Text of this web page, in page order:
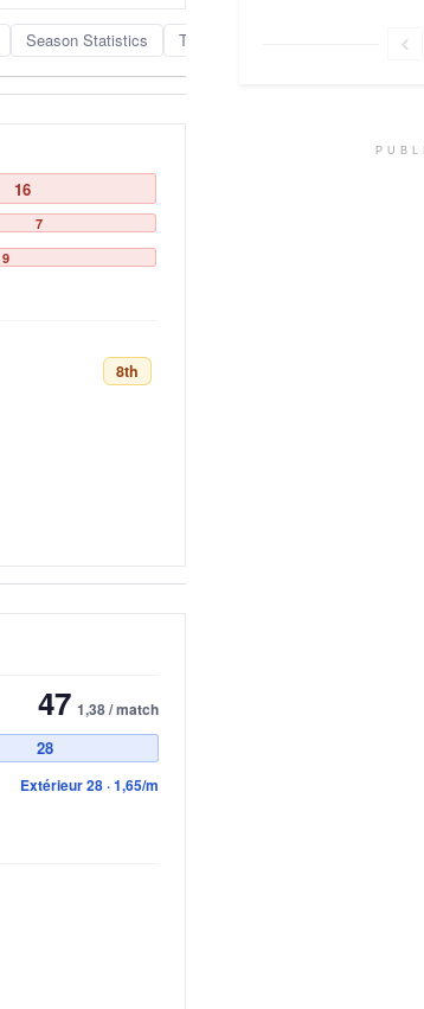
Season Statistics Team Rankings
16
7
9
8th
47 1,38 / match
28
Extérieur 28 · 1,65/m